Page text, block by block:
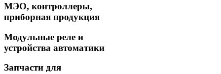
МЭО, контроллеры,
приборная продукция
Модульные реле и
устройства автоматики
Запчасти для